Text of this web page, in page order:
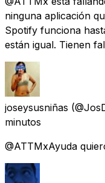
ninguna aplicación
Spotify funciona
están igual. Tienen
joseysusniñas
minutos
@ATTMxAyuda